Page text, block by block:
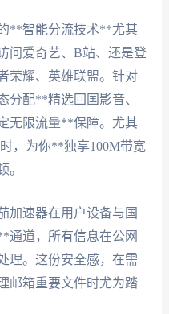
**智能分流技术**尤其
问爱奇艺、B站、还是登
荣耀、英雄联盟。针对
分配**精选回国影音、
无限流量**保障。尤其
，为你**独享100M带宽
。
加速器在用户设备与国
通道，所有信息在公网
理。这份安全感，在需
邮箱重要文件时尤为踏